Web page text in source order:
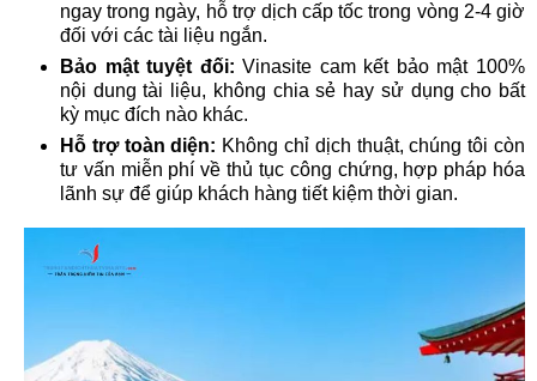
ngay trong ngày, hỗ trợ dịch cấp tốc trong vòng 2-4 giờ
đối với các tài liệu ngắn.
Bảo mật tuyệt đối: Vinasite cam kết bảo mật 100%
nội dung tài liệu, không chia sẻ hay sử dụng cho bất
kỳ mục đích nào khác.
Hỗ trợ toàn diện: Không chỉ dịch thuật, chúng tôi còn
tư vấn miễn phí về thủ tục công chứng, hợp pháp hóa
lãnh sự để giúp khách hàng tiết kiệm thời gian.